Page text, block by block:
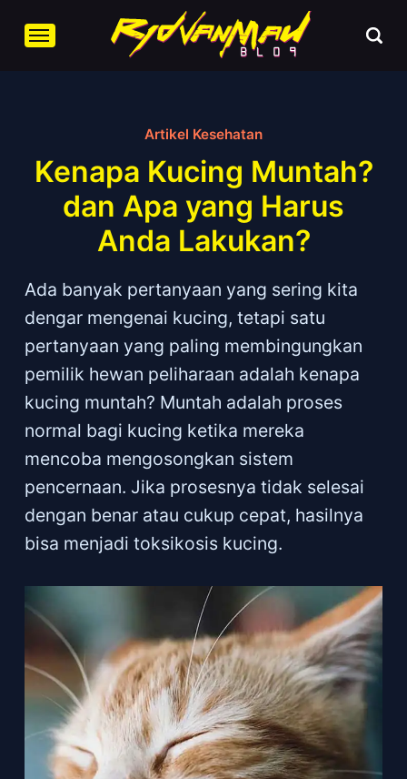
Artikel Kesehatan
Kenapa Kucing Muntah?
dan Apa yang Harus
Anda Lakukan?
Ada banyak pertanyaan yang sering kita
dengar mengenai kucing, tetapi satu
pertanyaan yang paling membingungkan
pemilik hewan peliharaan adalah kenapa
kucing muntah? Muntah adalah proses
normal bagi kucing ketika mereka
mencoba mengosongkan sistem
pencernaan. Jika prosesnya tidak selesai
dengan benar atau cukup cepat, hasilnya
bisa menjadi toksikosis kucing.